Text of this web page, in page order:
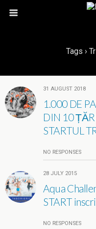
Tags ›
31 AUGUST 2018
1.000 DE
DIN 10
STARTUL
NO RESPONSES
28 JULY 2015
Aqua
START
NO RESPONSES